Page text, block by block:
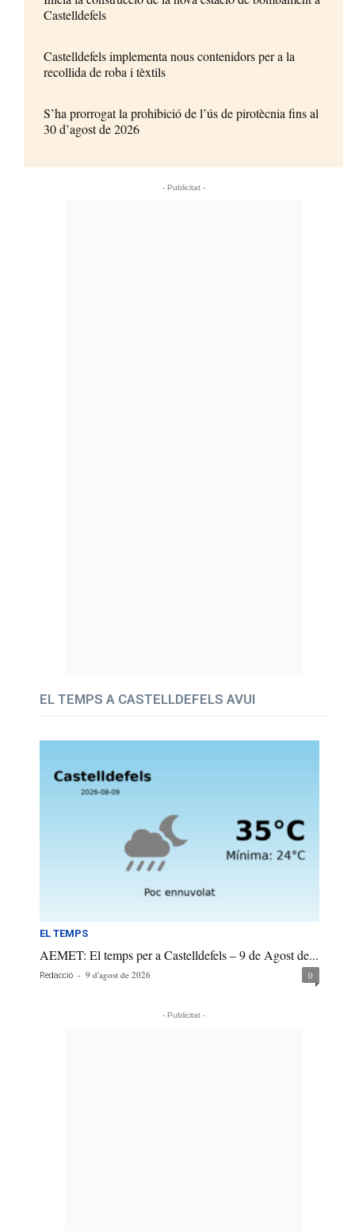
Castelldefels
Castelldefels implementa nous contenidors per a la
recollida de roba i tèxtils
S’ha prorrogat la prohibició de l’ús de pirotècnia fins al
30 d’agost de 2026
- Publicitat -
EL TEMPS A CASTELLDEFELS AVUI
EL TEMPS
AEMET: El temps per a Castelldefels – 9 de Agost de...
Redacció - 9 d'agost de 2026 0
- Publicitat -